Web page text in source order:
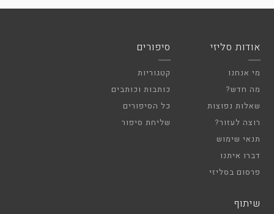
אודות סליזי
מי אנחנו
מה חדש?
שאלות נפוצות
רוצה לעזור?
תנאי שימוש
דברו איתנו
פרסום בסליזי
סיפורים
קטגוריות
כותבות וכותבים
כל הסיפורים
שליחת סיפור
שיתוף